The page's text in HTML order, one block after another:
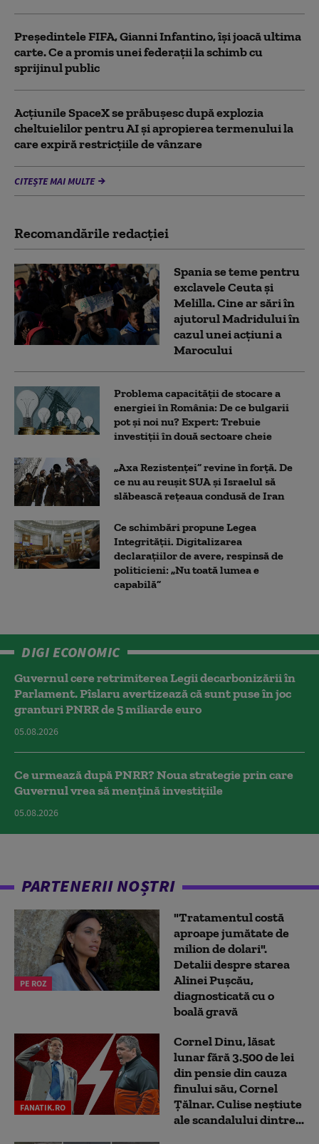
Președintele FIFA, Gianni Infantino, îşi joacă ultima
carte. Ce a promis unei federații la schimb cu
sprijinul public
Acţiunile SpaceX se prăbuşesc după explozia
cheltuielilor pentru AI şi apropierea termenului la
care expiră restricţiile de vânzare
CITEȘTE MAI MULTE
Recomandările redacţiei
Spania se teme pentru
exclavele Ceuta și
Melilla. Cine ar sări în
ajutorul Madridului în
cazul unei acțiuni a
Marocului
Problema capacității de stocare a
energiei în România: De ce bulgarii
pot și noi nu? Expert: Trebuie
investiții în două sectoare cheie
„Axa Rezistenței” revine în forță. De
ce nu au reușit SUA și Israelul să
slăbească rețeaua condusă de Iran
Ce schimbări propune Legea
Integrității. Digitalizarea
declarațiilor de avere, respinsă de
politicieni: „Nu toată lumea e
capabilă”
DIGI ECONOMIC
Guvernul cere retrimiterea Legii decarbonizării în
Parlament. Pîslaru avertizează că sunt puse în joc
granturi PNRR de 5 miliarde euro
05.08.2026
Ce urmează după PNRR? Noua strategie prin care
Guvernul vrea să mențină investițiile
05.08.2026
PARTENERII NOȘTRI
PE ROZ
"Tratamentul costă
aproape jumătate de
milion de dolari".
Detalii despre starea
Alinei Pușcău,
diagnosticată cu o
boală gravă
FANATIK.RO
Cornel Dinu, lăsat
lunar fără 3.500 de lei
din pensie din cauza
finului său, Cornel
Țălnar. Culise neștiute
ale scandalului dintre...